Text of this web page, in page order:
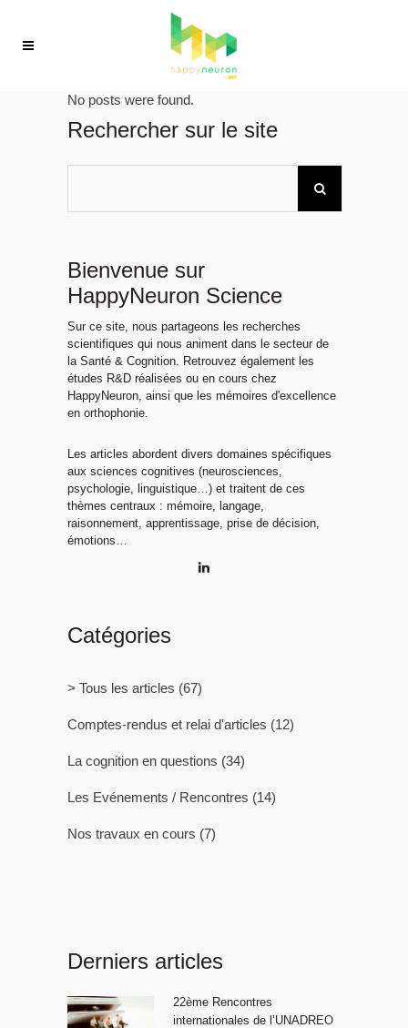
No posts were found.
Rechercher sur le site
Bienvenue sur
HappyNeuron Science
Sur ce site, nous partageons les recherches
scientifiques qui nous animent dans le secteur de
la Santé & Cognition. Retrouvez également les
études R&D réalisées ou en cours chez
HappyNeuron, ainsi que les mémoires d'excellence
en orthophonie.
Les articles abordent divers domaines spécifiques
aux sciences cognitives (neurosciences,
psychologie, linguistique…) et traitent de ces
thèmes centraux : mémoire, langage,
raisonnement, apprentissage, prise de décision,
émotions…
Catégories
> Tous les articles (67)
Comptes-rendus et relai d'articles (12)
La cognition en questions (34)
Les Evénements / Rencontres (14)
Nos travaux en cours (7)
Derniers articles
22ème Rencontres
internationales de l’UNADREO